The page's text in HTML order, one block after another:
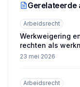
Gerelateerde
Arbeidsrecht
Werkweigering
rechten als
23 mei 2026
Arbeidsrecht